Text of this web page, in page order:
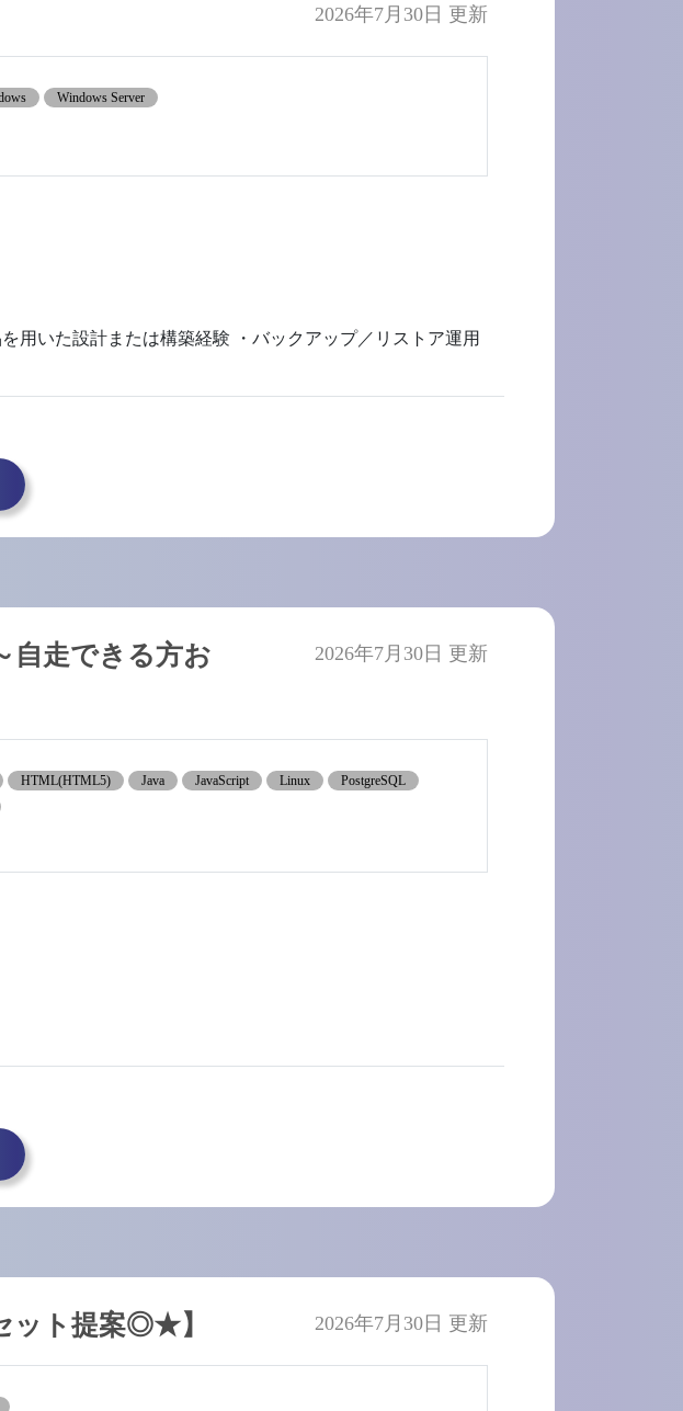
2026年7月30日 更新
Windows Server
用いた設計または構築経験 ・バックアップ／リストア運用
自走できる方お
2026年7月30日 更新
HTML(HTML5) Java JavaScript Linux
PostgreSQL
ット提案◎★】 2026年7月30日 更新